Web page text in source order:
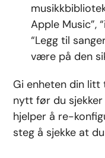
Apple Music”,
“Legg til
være på den
Gi enheten din litt
nytt før du
hjelper å re-
steg å sjekke at